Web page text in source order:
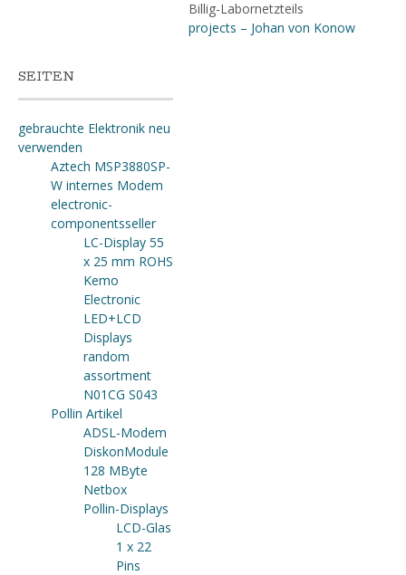
Billig-Labornetzteils
projects – Johan von Konow
SEITEN
gebrauchte Elektronik neu
verwenden
Aztech MSP3880SP-
W internes Modem
electronic-
componentsseller
LC-Display 55
x 25 mm ROHS
Kemo
Electronic
LED+LCD
Displays
random
assortment
N01CG S043
Pollin Artikel
ADSL-Modem
DiskonModule
128 MByte
Netbox
Pollin-Displays
LCD-Glas
1 x 22
Pins